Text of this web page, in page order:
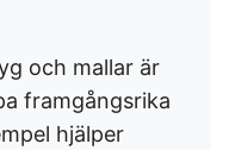
och mallar är
framgångsrika
hjälper